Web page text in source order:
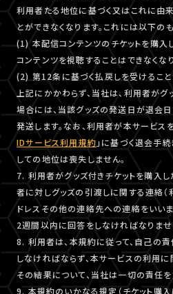
利用者たる地位に基づく又はこれに由
とができなくなります。これには以下の
(1) 本配信コンテンツのチケットを購入
コンテンツを視聴することはできなくな
(2) 第12条に基づく払戻しを受けること
上記にかかわらず、当社は、利用者がグ
場合には、当該グッズの発送日が退会日
発送します。なお、利用者が本サービス
IDサービス利用規約 」に基づく退会手
しての地位は喪失しません。
7. 利用者がグッズ付きチケットを購入
者に対しグッズの引渡しに関する連絡
ドレスその他の連絡先への連絡をいいま
2週間以内に回答をしなければなりませ
8. 利用者は、本規約に従って、自己の
しなければならず、本サービスの利用
その結果について、当社は一切の責任を
9. 本規約のいかなる規定（チケット購